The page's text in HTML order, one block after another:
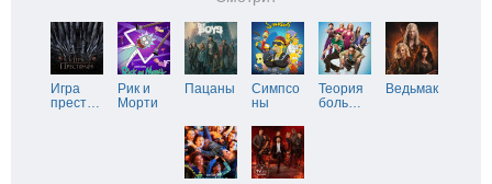
Игра
прест…
Рик и
Морти
Пацаны
Симпсо
ны
Теория
боль…
Ведьмак